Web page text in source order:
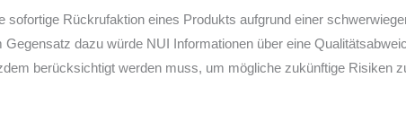
sofortige Rückrufaktion eines Produkts aufgrund einer
dazu würde NUI Informationen über eine
berücksichtigt werden muss, um mögliche zukünftige Risiken